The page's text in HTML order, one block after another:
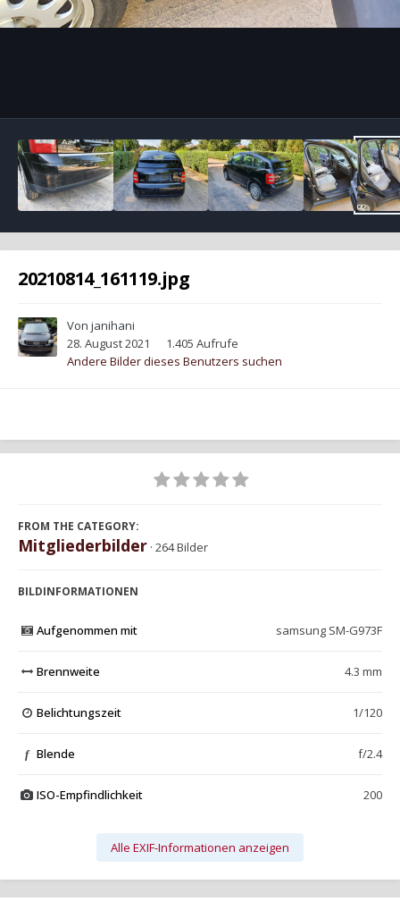
20210814_161119.jpg
Von janihani
28. August 2021
1.405 Aufrufe
Andere Bilder dieses Benutzers suchen
FROM THE CATEGORY:
Mitgliederbilder · 264 Bilder
BILDINFORMATIONEN
Aufgenommen mit samsung SM-G973F
Brennweite 4.3 mm
Belichtungszeit 1/120
f Blende f/2.4
ISO-Empfindlichkeit 200
Alle EXIF-Informationen anzeigen